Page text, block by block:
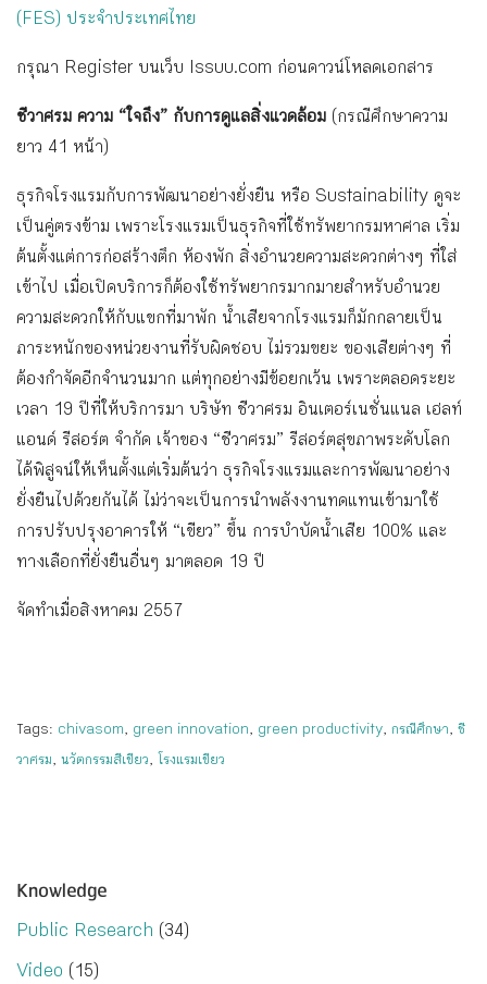
(FES) ประจำประเทศไทย
กรุณา Register บนเว็บ Issuu.com ก่อนดาวน์โหลดเอกสาร
ชีวาศรม ความ “ใจถึง” กับการดูแลสิ่งแวดล้อม (กรณีศึกษาความ
ยาว 41 หน้า)
ธุรกิจโรงแรมกับการพัฒนาอย่างยั่งยืน หรือ Sustainability ดูจะ
เป็นคู่ตรงข้าม เพราะโรงแรมเป็นธุรกิจที่ใช้ทรัพยากรมหาศาล เริ่ม
ต้นตั้งแต่การก่อสร้างตึก ห้องพัก สิ่งอำนวยความสะดวกต่างๆ ที่ใส่
เข้าไป เมื่อเปิดบริการก็ต้องใช้ทรัพยากรมากมายสำหรับอำนวย
ความสะดวกให้กับแขกที่มาพัก น้ำเสียจากโรงแรมก็มักกลายเป็น
ภาระหนักของหน่วยงานที่รับผิดชอบ ไม่รวมขยะ ของเสียต่างๆ ที่
ต้องกำจัดอีกจำนวนมาก แต่ทุกอย่างมีข้อยกเว้น เพราะตลอดระยะ
เวลา 19 ปีที่ให้บริการมา บริษัท ชีวาศรม อินเตอร์เนชั่นแนล เฮลท์
แอนด์ รีสอร์ต จำกัด เจ้าของ “ชีวาศรม” รีสอร์ตสุขภาพระดับโลก
ได้พิสูจน์ให้เห็นตั้งแต่เริ่มต้นว่า ธุรกิจโรงแรมและการพัฒนาอย่าง
ยั่งยืนไปด้วยกันได้ ไม่ว่าจะเป็นการนำพลังงานทดแทนเข้ามาใช้
การปรับปรุงอาคารให้ “เขียว” ขึ้น การบำบัดน้ำเสีย 100% และ
ทางเลือกที่ยั่งยืนอื่นๆ มาตลอด 19 ปี
จัดทำเมื่อสิงหาคม 2557
Tags: chivasom, green innovation, green productivity, กรณีศึกษา, ชี
วาศรม, นวัตกรรมสีเขียว, โรงแรมเขียว
Knowledge
Public Research (34)
Video (15)